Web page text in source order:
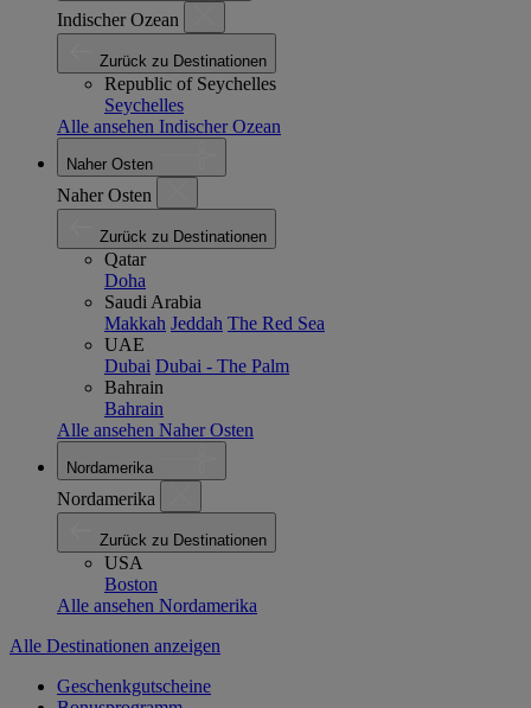
Indischer Ozean
Zurück zu Destinationen
Republic of Seychelles
Seychelles
Alle ansehen Indischer Ozean
Naher Osten
Naher Osten
Zurück zu Destinationen
Qatar
Doha
Saudi Arabia
Makkah Jeddah The Red Sea
UAE
Dubai Dubai - The Palm
Bahrain
Bahrain
Alle ansehen Naher Osten
Nordamerika
Nordamerika
Zurück zu Destinationen
USA
Boston
Alle ansehen Nordamerika
Alle Destinationen anzeigen
Geschenkgutscheine